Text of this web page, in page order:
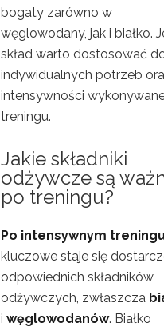
bogaty zarówno w
węglowodany, jak i białko.
skład warto dostosować
indywidualnych potrzeb
intensywności
treningu.
Jakie składniki
odżywcze są
po treningu?
Po intensywnym
kluczowe staje się
odpowiednich składników
odżywczych, zwłaszcza
i węglowodanów. Białko